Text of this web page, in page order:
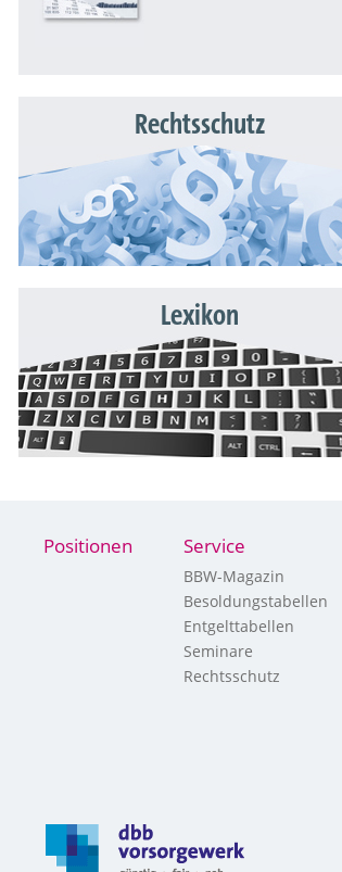
Rechtsschutz
Lexikon
Positionen Service
BBW-Magazin
Besoldungstabellen
Entgelttabellen
Seminare
Rechtsschutz